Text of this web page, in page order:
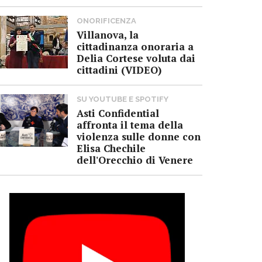
ONORIFICENZA
Villanova, la
cittadinanza onoraria a
Delia Cortese voluta dai
cittadini (VIDEO)
SU YOUTUBE E SPOTIFY
Asti Confidential
affronta il tema della
violenza sulle donne con
Elisa Chechile
dell'Orecchio di Venere